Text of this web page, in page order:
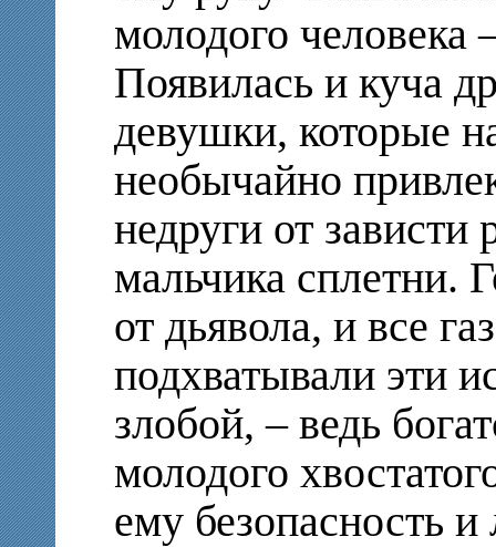
молодого человека
Появилась и куча
девушки, которые
необычайно
недруги от зависти
мальчика сплетни.
от дьявола, и все
подхватывали эти
злобой, – ведь
молодого
ему безопасность